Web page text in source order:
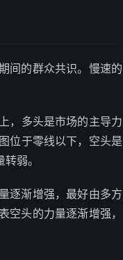
间的群众共识。慢速的
，多头是市场的主导力
位于零线以下，空头是
弱。
逐渐增强，最好由多方
头的力量逐渐增强，